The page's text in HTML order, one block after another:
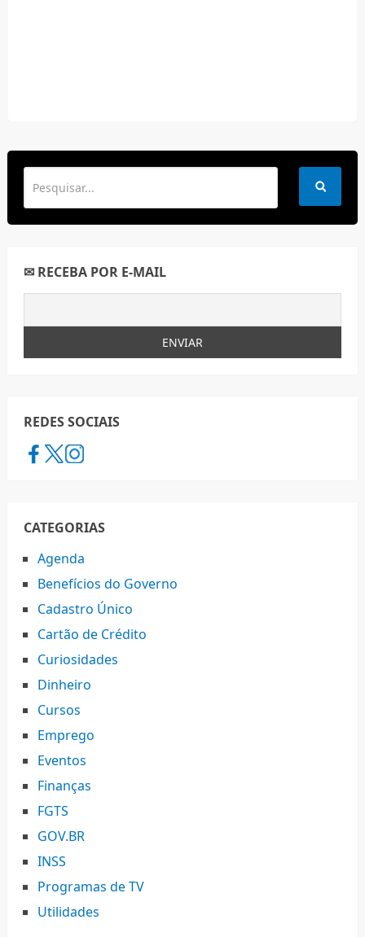
✉ RECEBA POR E-MAIL
REDES SOCIAIS
CATEGORIAS
Agenda
Benefícios do Governo
Cadastro Único
Cartão de Crédito
Curiosidades
Dinheiro
Cursos
Emprego
Eventos
Finanças
FGTS
GOV.BR
INSS
Programas de TV
Utilidades